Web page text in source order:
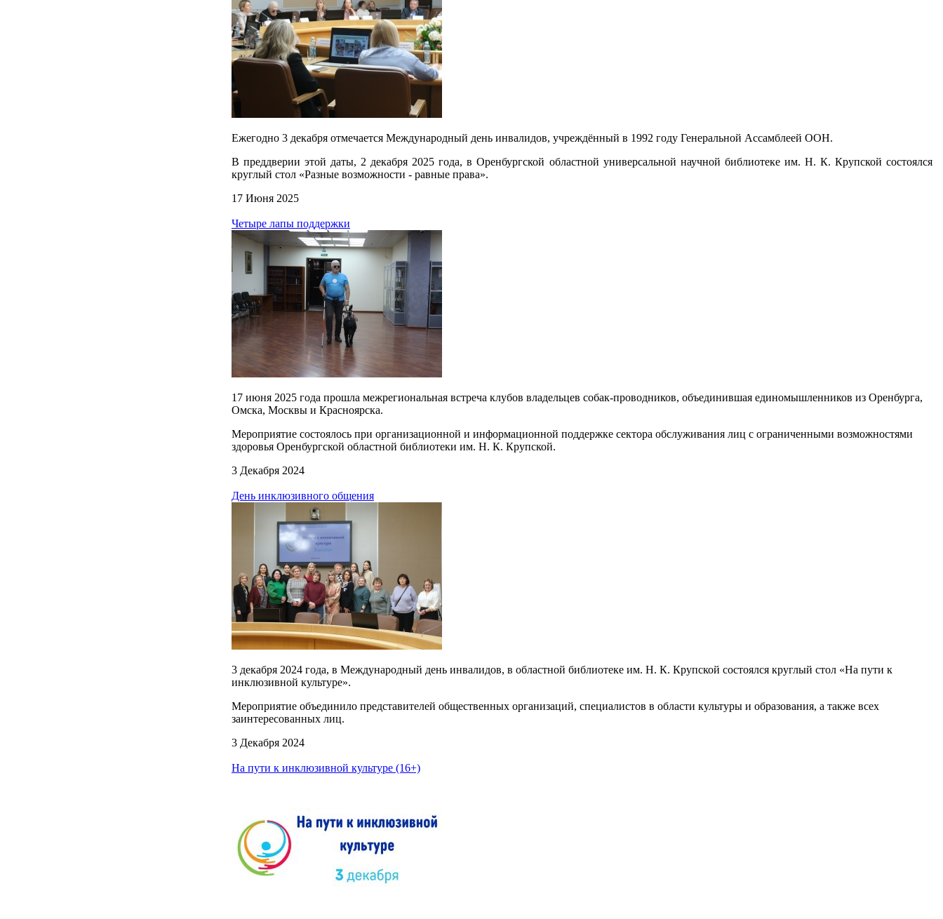
Ежегодно 3 декабря отмечается Международный день инвалидов, учреждённый в 1992 году Генеральной Ассамблеей ООН.
В преддверии этой даты, 2 декабря 2025 года, в Оренбургской областной универсальной научной библиотеке им. Н. К. Крупской состоялся
круглый стол «Разные возможности - равные права».
17 Июня 2025
Четыре лапы поддержки
17 июня 2025 года прошла межрегиональная встреча клубов владельцев собак-проводников, объединившая единомышленников из Оренбурга,
Омска, Москвы и Красноярска.
Мероприятие состоялось при организационной и информационной поддержке сектора обслуживания лиц с ограниченными возможностями
здоровья Оренбургской областной библиотеки им. Н. К. Крупской.
3 Декабря 2024
День инклюзивного общения
3 декабря 2024 года, в Международный день инвалидов, в областной библиотеке им. Н. К. Крупской состоялся круглый стол «На пути к
инклюзивной культуре».
Мероприятие объединило представителей общественных организаций, специалистов в области культуры и образования, а также всех
заинтересованных лиц.
3 Декабря 2024
На пути к инклюзивной культуре (16+)